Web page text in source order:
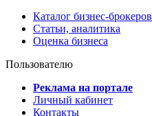
Каталог бизнес-брокеров
Статьи, аналитика
Оценка бизнеса
Пользователю
Реклама на портале
Личный кабинет
Контакты